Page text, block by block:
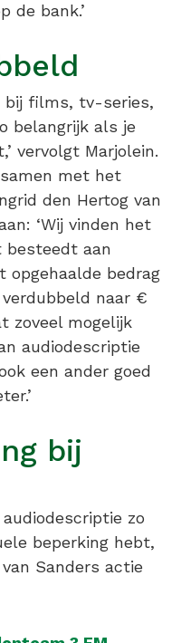
de bank.’
bij films, tv-series,
belangrijk als je
vervolgt Marjolein.
met het
den Hertog van
‘Wij vinden het
besteedt aan
opgehaalde bedrag
naar €
zoveel mogelijk
audiodescriptie
een ander goed
bij
zo
beperking hebt,
Sanders actie